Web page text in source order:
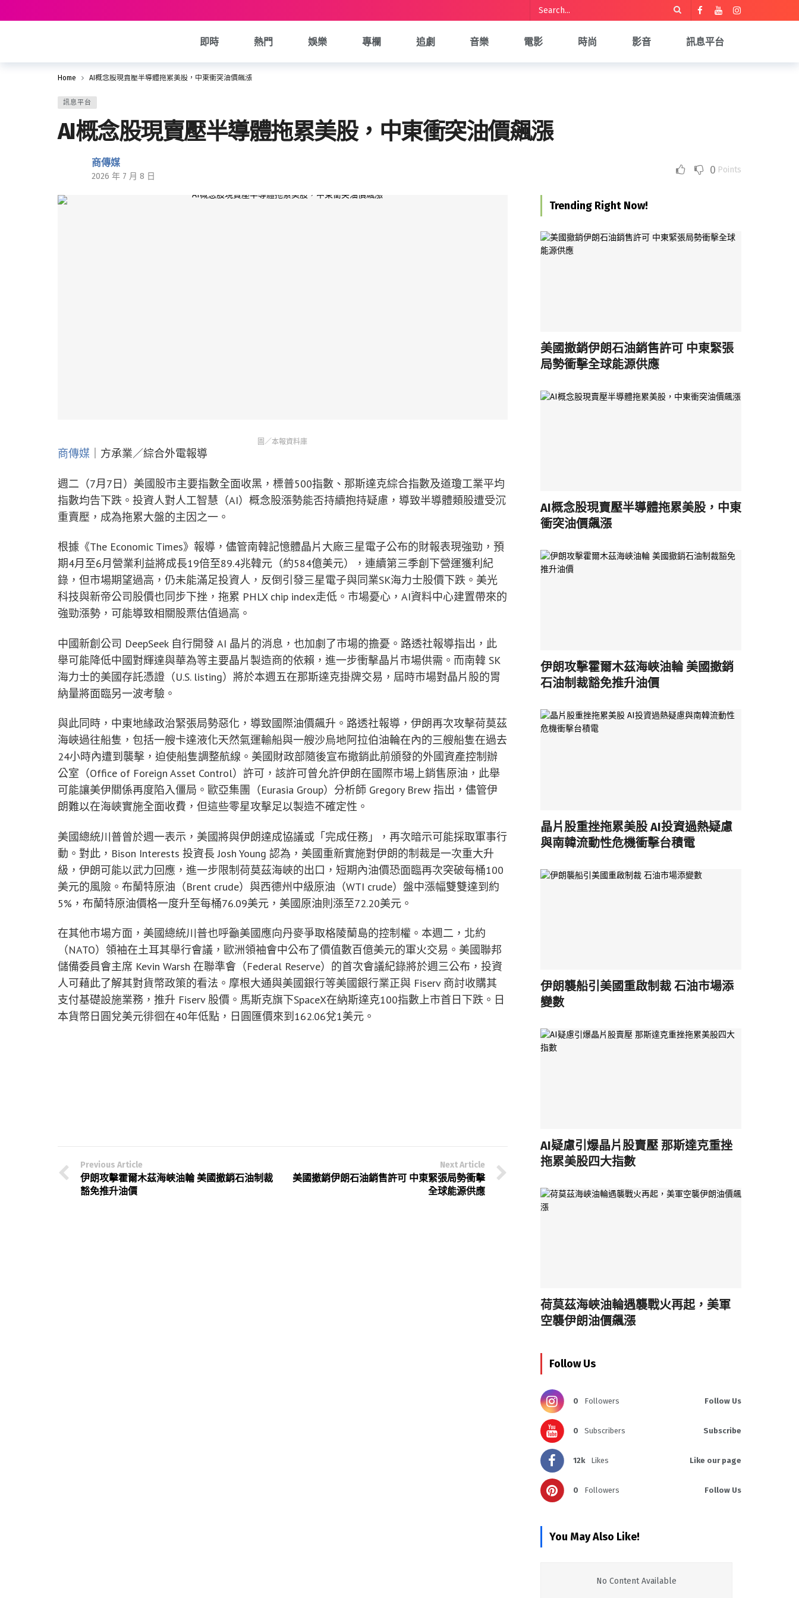
即時 熱門 娛樂 專欄 追劇 音樂 電影 時尚 影音 訊息平台
Home AI概念股現賣壓半導體拖累美股，中東衝突油價飆漲
訊息平台
AI概念股現賣壓半導體拖累美股，中東衝突油價飆漲
商傳媒
2026 年 7 月 8 日 0 Points
圖／本報資料庫
商傳媒 ｜方承業／綜合外電報導
週二（7月7日）美國股市主要指數全面收黑，標普500指數、那斯達克綜合指數及道瓊工業平均
指數均告下跌。投資人對人工智慧（AI）概念股漲勢能否持續抱持疑慮，導致半導體類股遭受沉
重賣壓，成為拖累大盤的主因之一。
根據《The Economic Times》報導，儘管南韓記憶體晶片大廠三星電子公布的財報表現強勁，預
期4月至6月營業利益將成長19倍至89.4兆韓元（約584億美元），連續第三季創下營運獲利紀
錄，但市場期望過高，仍未能滿足投資人，反倒引發三星電子與同業SK海力士股價下跌。美光
科技與新帝公司股價也同步下挫，拖累 PHLX chip index走低。市場憂心，AI資料中心建置帶來的
強勁漲勢，可能導致相關股票估值過高。
中國新創公司 DeepSeek 自行開發 AI 晶片的消息，也加劇了市場的擔憂。路透社報導指出，此
舉可能降低中國對輝達與華為等主要晶片製造商的依賴，進一步衝擊晶片市場供需。而南韓 SK
海力士的美國存託憑證（U.S. listing）將於本週五在那斯達克掛牌交易，屆時市場對晶片股的胃
納量將面臨另一波考驗。
與此同時，中東地緣政治緊張局勢惡化，導致國際油價飆升。路透社報導，伊朗再次攻擊荷莫茲
海峽過往船隻，包括一艘卡達液化天然氣運輸船與一艘沙烏地阿拉伯油輪在內的三艘船隻在過去
24小時內遭到襲擊，迫使船隻調整航線。美國財政部隨後宣布撤銷此前頒發的外國資產控制辦
公室（Office of Foreign Asset Control）許可，該許可曾允許伊朗在國際市場上銷售原油，此舉
可能讓美伊關係再度陷入僵局。歐亞集團（Eurasia Group）分析師 Gregory Brew 指出，儘管伊
朗難以在海峽實施全面收費，但這些零星攻擊足以製造不確定性。
美國總統川普曾於週一表示，美國將與伊朗達成協議或「完成任務」，再次暗示可能採取軍事行
動。對此，Bison Interests 投資長 Josh Young 認為，美國重新實施對伊朗的制裁是一次重大升
級，伊朗可能以武力回應，進一步限制荷莫茲海峽的出口，短期內油價恐面臨再次突破每桶100
美元的風險。布蘭特原油（Brent crude）與西德州中級原油（WTI crude）盤中漲幅雙雙達到約
5%，布蘭特原油價格一度升至每桶76.09美元，美國原油則漲至72.20美元。
在其他市場方面，美國總統川普也呼籲美國應向丹麥爭取格陵蘭島的控制權。本週二，北約
（NATO）領袖在土耳其舉行會議，歐洲領袖會中公布了價值數百億美元的軍火交易。美國聯邦
儲備委員會主席 Kevin Warsh 在聯準會（Federal Reserve）的首次會議紀錄將於週三公布，投資
人可藉此了解其對貨幣政策的看法。摩根大通與美國銀行等美國銀行業正與 Fiserv 商討收購其
支付基礎設施業務，推升 Fiserv 股價。馬斯克旗下SpaceX在納斯達克100指數上市首日下跌。日
本貨幣日圓兌美元徘徊在40年低點，日圓匯價來到162.06兌1美元。
Previous Article
伊朗攻擊霍爾木茲海峽油輪 美國撤銷石油制裁
豁免推升油價
Next Article
美國撤銷伊朗石油銷售許可 中東緊張局勢衝擊
全球能源供應
Trending Right Now!
美國撤銷伊朗石油銷售許可 中東緊張
局勢衝擊全球能源供應
AI概念股現賣壓半導體拖累美股，中東
衝突油價飆漲
伊朗攻擊霍爾木茲海峽油輪 美國撤銷
石油制裁豁免推升油價
晶片股重挫拖累美股 AI投資過熱疑慮
與南韓流動性危機衝擊台積電
伊朗襲船引美國重啟制裁 石油市場添
變數
AI疑慮引爆晶片股賣壓 那斯達克重挫
拖累美股四大指數
荷莫茲海峽油輪遇襲戰火再起，美軍
空襲伊朗油價飆漲
Follow Us
0 Followers Follow Us
0 Subscribers Subscribe
12k Likes Like our page
0 Followers Follow Us
You May Also Like!
No Content Available